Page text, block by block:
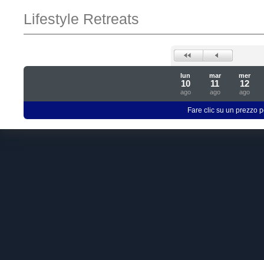
Lifestyle Retreats
lun
10
ago
mar
11
ago
mer
12
ago
Fare clic su un prezzo